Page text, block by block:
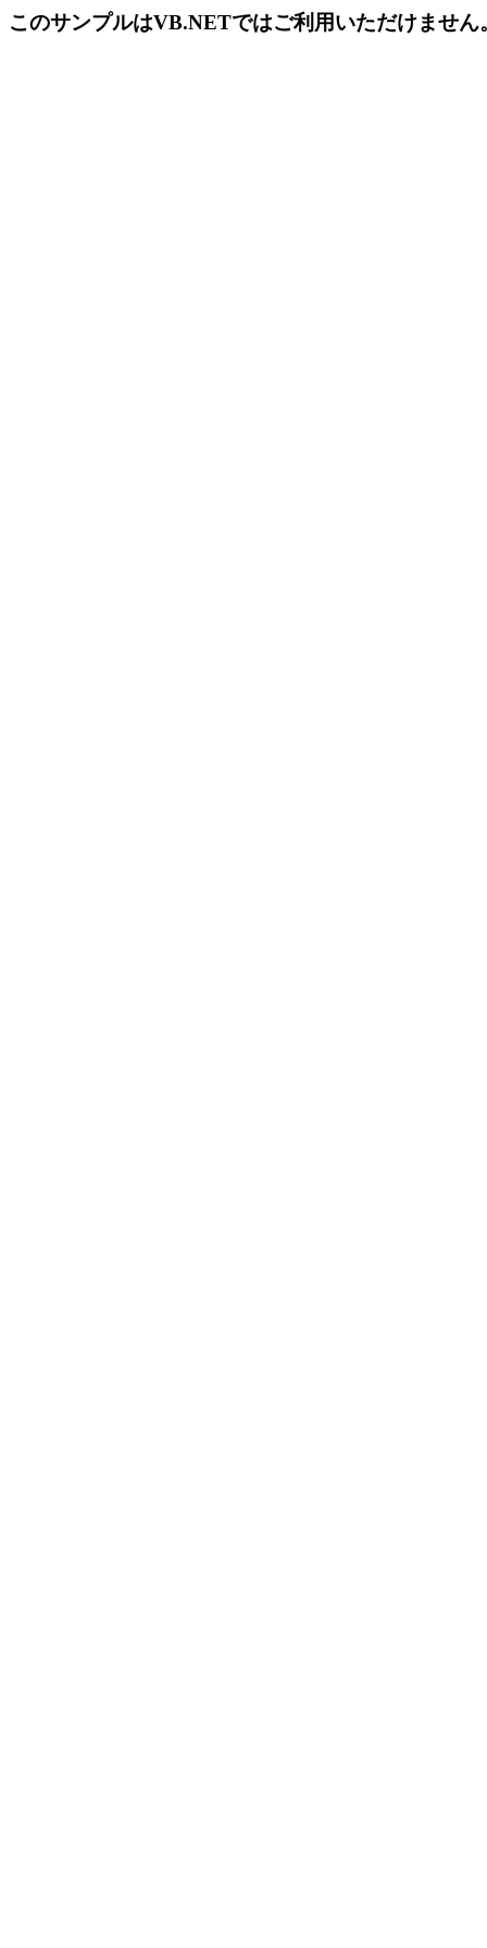
このサンプルはVB.NETではご利用いただけませ